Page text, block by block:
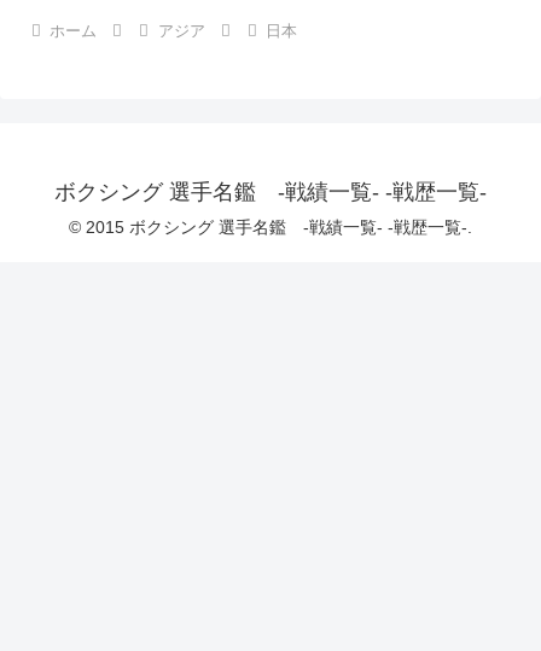
ホーム アジア 日本
ボクシング 選手名鑑 -戦績一覧- -戦歴一覧-
© 2015 ボクシング 選手名鑑 -戦績一覧- -戦歴一覧-.